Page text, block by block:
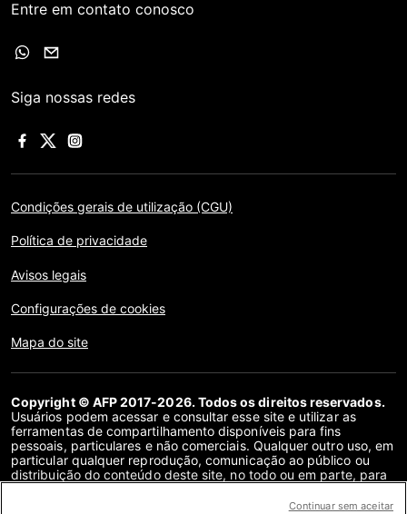
Entre em contato conosco
Siga nossas redes
Condições gerais de utilização (CGU)
Política de privacidade
Avisos legais
Configurações de cookies
Mapa do site
Copyright © AFP 2017-2026. Todos os direitos reservados.
Usuários podem acessar e consultar esse site e utilizar as
ferramentas de compartilhamento disponíveis para fins
pessoais, particulares e não comerciais. Qualquer outro uso, em
particular qualquer reprodução, comunicação ao público ou
distribuição do conteúdo deste site, no todo ou em parte, para
contrato de licença específico assinado com a AFP, éContinuar sem aceitar